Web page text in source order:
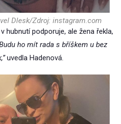
Dlesk/Zdroj: instagram.com
hubnutí podporuje, ale žena řekla,
ho mít rada s bříškem u bez
uvedla Hadenová.